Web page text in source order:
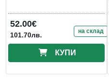
52.00€
101.70лв. на склад
КУПИ